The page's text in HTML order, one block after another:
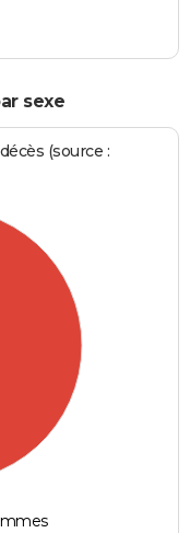
sexe
(source :